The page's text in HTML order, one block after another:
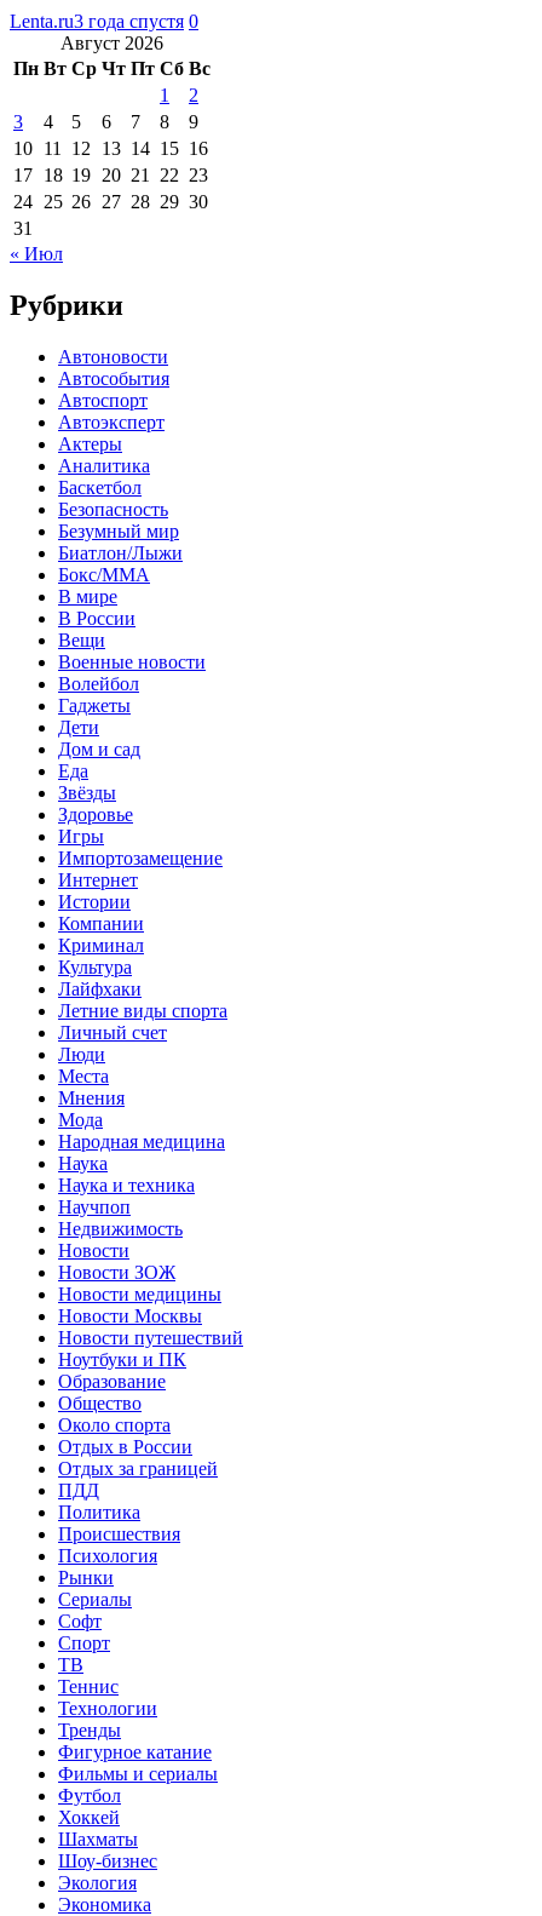
Lenta.ru3 года спустя 0
Август 2026
Пн Вт Ср Чт Пт Сб Вс
1
2
3
4 5 6 7 8
9
10 11 12 13 14 15 16
17 18 19 20 21 22 23
24 25 26 27 28 29 30
31
« Июл
Рубрики
Автоновости
Автособытия
Автоспорт
Автоэксперт
Актеры
Аналитика
Баскетбол
Безопасность
Безумный мир
Биатлон/Лыжи
Бокс/MMA
В мире
В России
Вещи
Военные новости
Волейбол
Гаджеты
Дети
Дом и сад
Еда
Звёзды
Здоровье
Игры
Импортозамещение
Интернет
Истории
Компании
Криминал
Культура
Лайфхаки
Летние виды спорта
Личный счет
Люди
Места
Мнения
Мода
Народная медицина
Наука
Наука и техника
Научпоп
Недвижимость
Новости
Новости ЗОЖ
Новости медицины
Новости Москвы
Новости путешествий
Ноутбуки и ПК
Образование
Общество
Около спорта
Отдых в России
Отдых за границей
ПДД
Политика
Происшествия
Психология
Рынки
Сериалы
Софт
Спорт
ТВ
Теннис
Технологии
Тренды
Фигурное катание
Фильмы и сериалы
Футбол
Хоккей
Шахматы
Шоу-бизнес
Экология
Экономика